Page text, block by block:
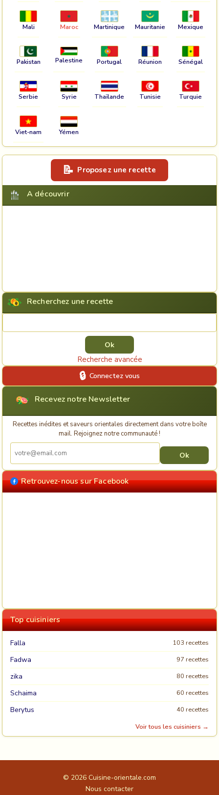
Mali Maroc Martinique Mauritanie Mexique
Pakistan Palestine Portugal Réunion Sénégal
Serbie Syrie Thaïlande Tunisie Turquie
Viet-nam Yémen
Proposez une recette
A découvrir
Recherchez une recette
Recherche avancée
Connectez vous
Recevez notre Newsletter
Recettes inédites et saveurs orientales directement dans votre boîte
mail. Rejoignez notre communauté !
Retrouvez-nous sur Facebook
Top cuisiniers
Falla 103 recettes
Fadwa 97 recettes
zika 80 recettes
Schaima 60 recettes
Berytus
40 recettes
Voir tous les cuisiniers →
© 2026 Cuisine-orientale.com
Nous contacter